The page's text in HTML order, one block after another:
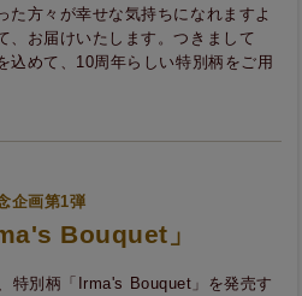
た方々が幸せな気持ちになれますよ
、お届けいたします。つきまして
込めて、10周年らしい特別柄をご用
企画第1弾
Bouquet」
特別柄「Irma's Bouquet」を発売す